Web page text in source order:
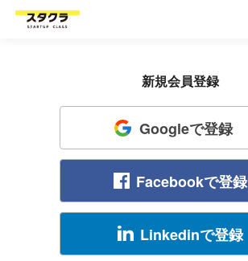
新規会員登録
Googleで登録
Facebookで登録
Linkedinで登録